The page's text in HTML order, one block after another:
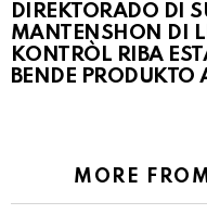
DIREKTORADO DI
MANTENSHON DI
KONTRÒL RIBA
BENDE
MORE